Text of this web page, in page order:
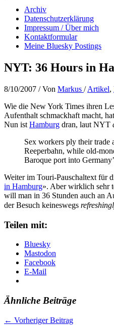
Archiv
Datenschutzerklärung
Impressum / Über mich
Kontaktformular
Meine Bluesky Postings
NYT: 36 Hours in
8/10/2007 / Von Markus /Artikel,
Wie die New York Times ihren
Aufenthalt schmackhaft macht,
Nun ist Hamburg dran, laut NYT
Sex workers ply their trade
Reeperbahn, while old-
Baroque port into
Weiter im Touri-Pauschaltext für
in Hamburg». Aber wirklich sehr
will man in 36 Stunden auch an
der Besuch keineswegs
Teilen mit:
Bluesky
Mastodon
Facebook
E-Mail
Ähnliche Beiträge
← Vorheriger Beitrag